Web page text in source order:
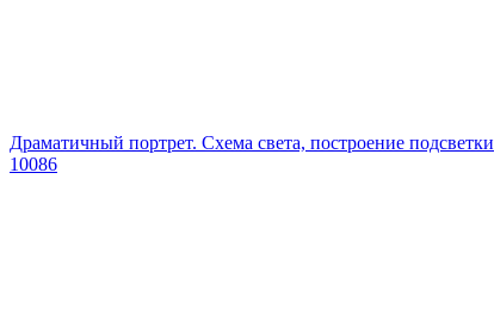
Драматичный портрет. Схема света, построение подсветки
10086